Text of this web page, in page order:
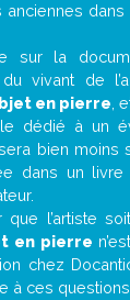
anciennes
sur la
vivant de
en pierre ,
dédié à un
bien moins
dans un
l’artiste
en pierre
chez
à ces